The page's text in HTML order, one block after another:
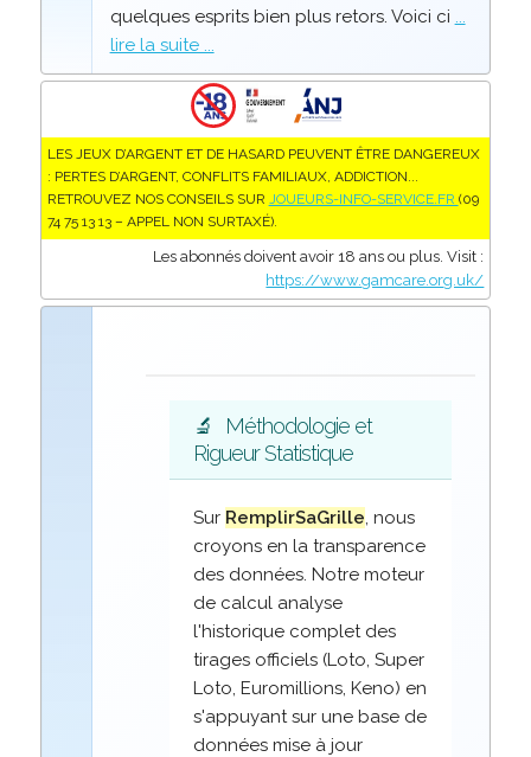
quelques esprits bien plus retors. Voici ci ...
lire la suite ...
LES JEUX D’ARGENT ET DE HASARD PEUVENT ÊTRE DANGEREUX
: PERTES D’ARGENT, CONFLITS FAMILIAUX, ADDICTION...
RETROUVEZ NOS CONSEILS SUR JOUEURS-INFO-SERVICE.FR (09
74 75 13 13 – APPEL NON SURTAXÉ).
Les abonnés doivent avoir 18 ans ou plus. Visit :
https://www.gamcare.org.uk/
🔬
Méthodologie et
Rigueur Statistique
Sur RemplirSaGrille, nous
croyons en la transparence
des données. Notre moteur
de calcul analyse
l'historique complet des
tirages officiels (Loto, Super
Loto, Euromillions, Keno) en
s'appuyant sur une base de
données mise à jour